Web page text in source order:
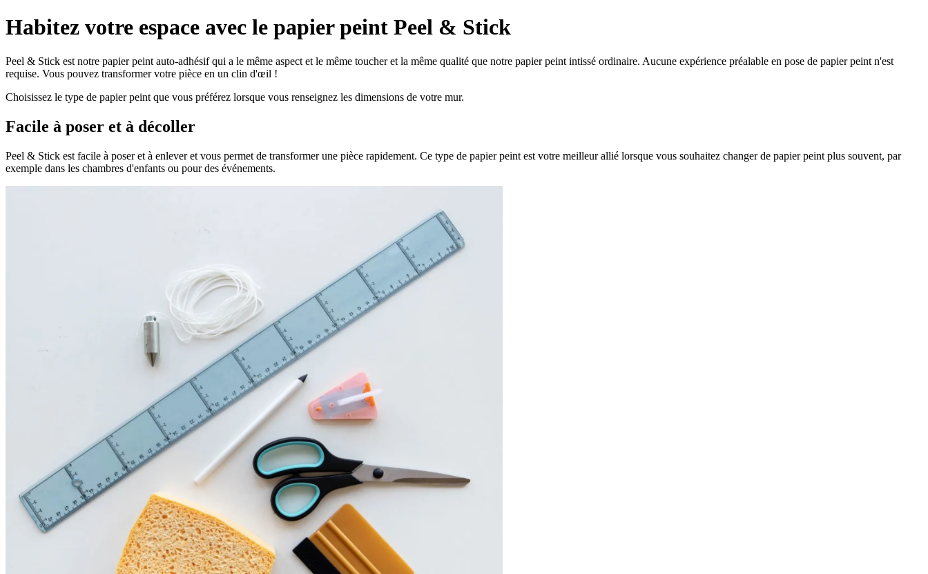
Habitez votre espace avec le papier peint Peel & Stick
Peel & Stick est notre papier peint auto-adhésif qui a le même aspect et le même toucher et la même qualité que notre papier peint intissé ordinaire. Aucune expérience préalable en pose de papier peint n'est
requise. Vous pouvez transformer votre pièce en un clin d'œil !
Choisissez le type de papier peint que vous préférez lorsque vous renseignez les dimensions de votre mur.
Facile à poser et à décoller
Peel & Stick est facile à poser et à enlever et vous permet de transformer une pièce rapidement. Ce type de papier peint est votre meilleur allié lorsque vous souhaitez changer de papier peint plus souvent, par
exemple dans les chambres d'enfants ou pour des événements.